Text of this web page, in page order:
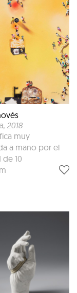
, 2018
muy
a mano por el
de 10